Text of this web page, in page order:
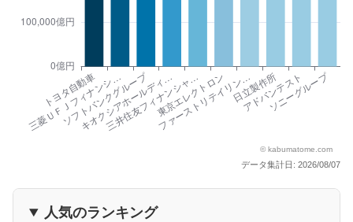
データ集計日: 2026/08/07
人気のランキング